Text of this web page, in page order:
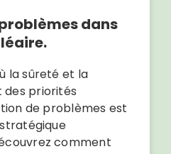
dans
la sûreté et la
priorités
de problèmes est
comment